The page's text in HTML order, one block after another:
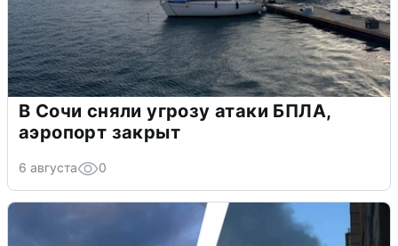
В Сочи сняли угрозу атаки БПЛА,
аэропорт закрыт
6 августа 0